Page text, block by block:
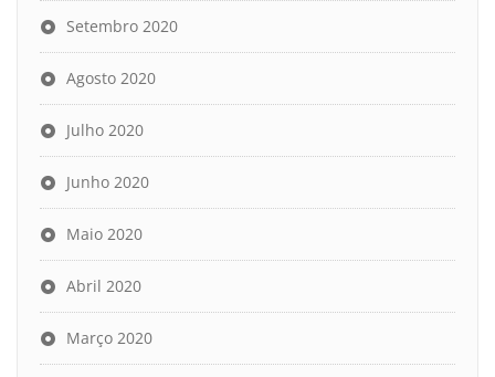
Setembro 2020
Agosto 2020
Julho 2020
Junho 2020
Maio 2020
Abril 2020
Março 2020